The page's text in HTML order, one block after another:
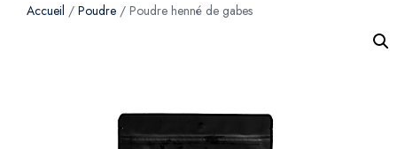
Accueil / Poudre / Poudre henné de gabes